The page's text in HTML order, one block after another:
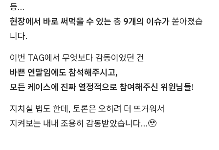
등…
현장에서 바로 써먹을 수 있는 총 9개의 이슈가쏟아졌습
니다.
이번 TAG에서 무엇보다 감동이었던 건
바쁜 연말임에도 참석해주시고,
모든 케이스에 진짜 열정적으로 참여해주신 위원님들!
지치실 법도 한데, 토론은 오히려 더 뜨거워서
지켜보는 내내 조용히 감동받았습니다…🥹